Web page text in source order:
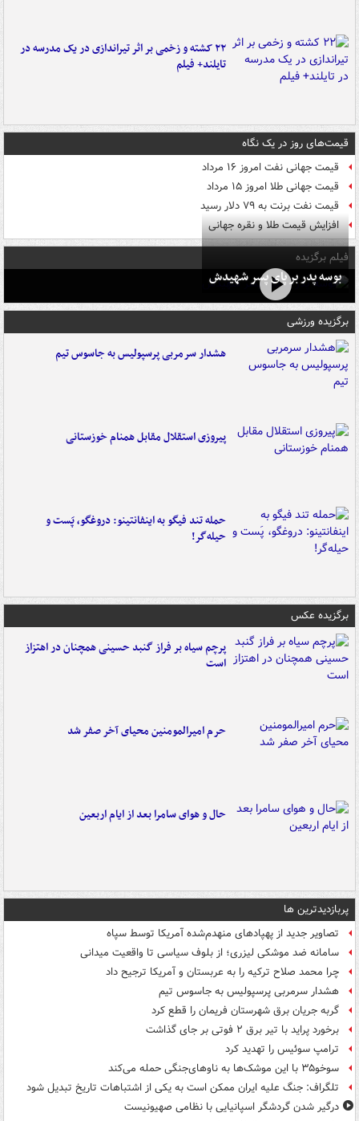
۲۲ کشته و زخمی بر اثر تیراندازی در یک مدرسه در
تایلند+ فیلم
قیمت‌های روز در یک نگاه
قیمت جهانی نفت امروز ۱۶ مرداد
قیمت جهانی طلا امروز ۱۵ مرداد
قیمت نفت برنت به ۷۹ دلار رسید
افزایش قیمت طلا و نقره جهانی
فیلم برگزیده
بوسه‌ پدر بر پای پسر شهیدش
برگزیده ورزشی
هشدار سرمربی پرسپولیس به جاسوس تیم
پیروزی استقلال مقابل همنام خوزستانی
حمله تند فیگو به اینفانتینو: دروغگو، پَست‌ و
حیله‌گر!
برگزیده عکس
پرچم سیاه بر فراز گنبد حسینی همچنان در اهتزاز
است
حرم امیرالمومنین محیای آخر صفر شد
حال و هوای سامرا بعد از ایام اربعین
پربازدیدترین ها
تصاویر جدید از پهپادهای منهدم‌شده آمریکا توسط سپاه
سامانه ضد موشکی لیزری؛ از بلوف سیاسی تا واقعیت میدانی
چرا محمد صلاح ترکیه را به عربستان و آمریکا ترجیح داد
هشدار سرمربی پرسپولیس به جاسوس تیم
گربه جریان برق شهرستان فریمان را قطع کرد
برخورد پراید با تیر برق ۲ فوتی بر جای گذاشت
ترامپ سوئیس را تهدید کرد
سوخو۳۵ با این موشک‌ها به ناوهای‌جنگی حمله می‌کند
تلگراف: جنگ علیه ایران ممکن است به یکی از اشتباهات تاریخ تبدیل شود
درگیر شدن گردشگر اسپانیایی با نظامی صهیونیست